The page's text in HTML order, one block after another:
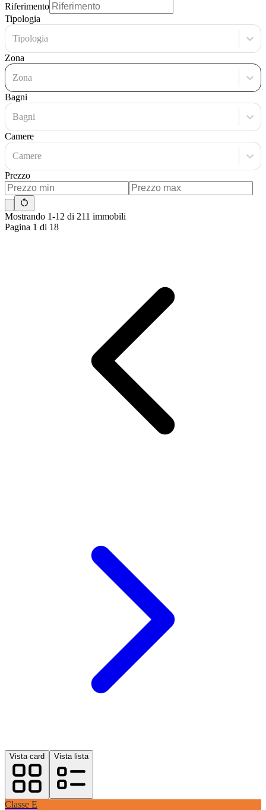
Riferimento
Tipologia
Tipologia
Zona
Zona
Bagni
Bagni
Camere
Camere
Prezzo
Mostrando 1-12 di 211 immobili
Pagina 1 di 18
Vista card Vista lista
Classe E